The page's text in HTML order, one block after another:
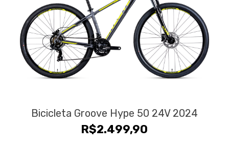
Bicicleta Groove Hype 50 24V 2024
R$2.499,90